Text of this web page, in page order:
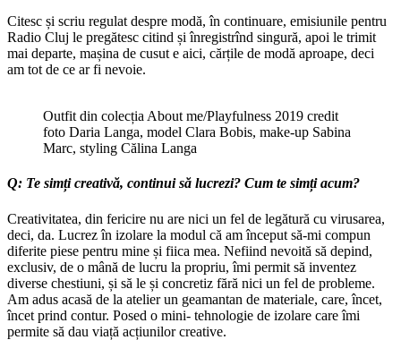
Citesc și scriu regulat despre modă, în continuare, emisiunile pentru
Radio Cluj le pregătesc citind și înregistrînd singură, apoi le trimit
mai departe, mașina de cusut e aici, cărțile de modă aproape, deci
am tot de ce ar fi nevoie.
Outfit din colecția About me/Playfulness 2019 credit
foto Daria Langa, model Clara Bobis, make-up Sabina
Marc, styling Călina Langa
Q: Te simți creativă, continui să lucrezi? Cum te simți acum?
Creativitatea, din fericire nu are nici un fel de legătură cu virusarea,
deci, da. Lucrez în izolare la modul că am început să-mi compun
diferite piese pentru mine și fiica mea. Nefiind nevoită să depind,
exclusiv, de o mână de lucru la propriu, îmi permit să inventez
diverse chestiuni, și să le și concretiz fără nici un fel de probleme.
Am adus acasă de la atelier un geamantan de materiale, care, încet,
încet prind contur. Posed o mini- tehnologie de izolare care îmi
permite să dau viață acțiunilor creative.